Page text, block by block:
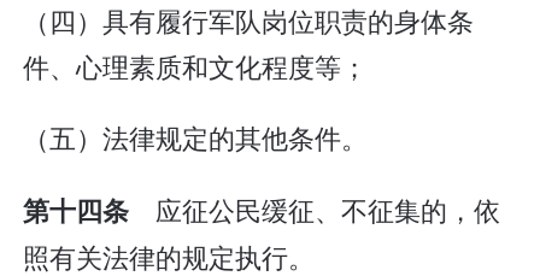
（四）具有履行军队岗位职责的身体条
件、心理素质和文化程度等；
（五）法律规定的其他条件。
第十四条 应征公民缓征、不征集的，依
照有关法律的规定执行。